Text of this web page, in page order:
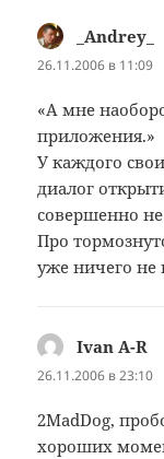
_Andrey_
26.11.2006 в 11:09
«А мне
приложения.»
У каждого
диалог
совершенно
Про
уже ничего
Ivan A-R
26.11.2006 в 23:10
2MadDog,
хороших